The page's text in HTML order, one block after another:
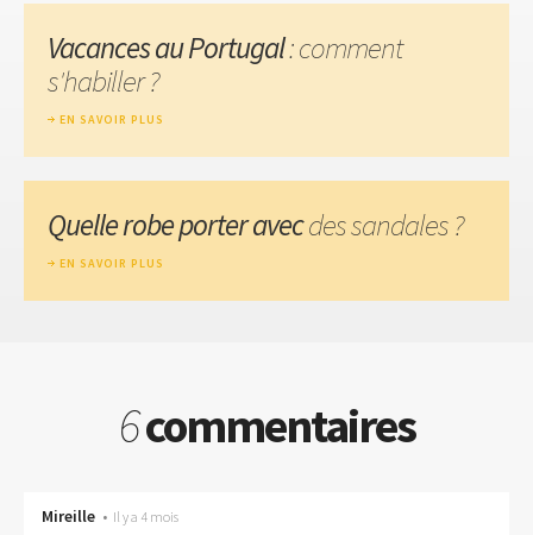
Vacances au Portugal: comment
s'habiller ?
EN SAVOIR PLUS
Quelle robe porter avecdes sandales ?
EN SAVOIR PLUS
6commentaires
Mireille • Il y a 4 mois